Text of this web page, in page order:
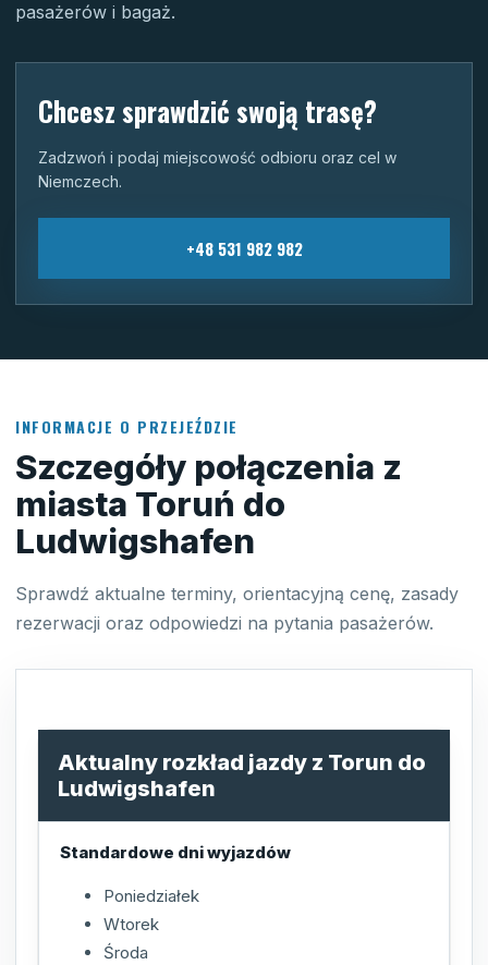
pasażerów i bagaż.
Chcesz sprawdzić swoją trasę?
Zadzwoń i podaj miejscowość odbioru oraz cel w
Niemczech.
+48 531 982 982
INFORMACJE O PRZEJEŹDZIE
Szczegóły połączenia z
miasta Toruń do
Ludwigshafen
Sprawdź aktualne terminy, orientacyjną cenę, zasady
rezerwacji oraz odpowiedzi na pytania pasażerów.
Aktualny rozkład jazdy z Torun do
Ludwigshafen
Standardowe dni wyjazdów
Poniedziałek
Wtorek
Środa